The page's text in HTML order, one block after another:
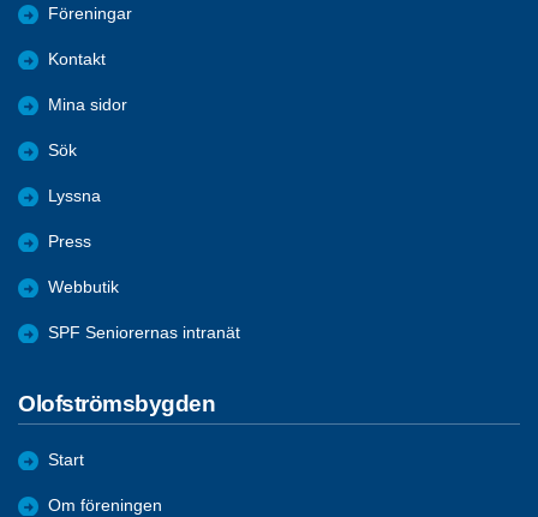
Föreningar
Kontakt
Mina sidor
Sök
Lyssna
Press
Webbutik
SPF Seniorernas intranät
Olofströmsbygden
Start
Om föreningen